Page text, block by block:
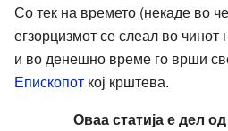
Со тек на времето (некаде во
егзорцизмот се слеал во
и во денешно време го врши
Епископот кој крштева.
Оваа статија е дел